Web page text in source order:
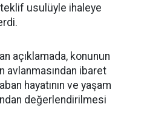
teklif usulüyle ihaleye
açıklamada, konunun
avlanmasından ibaret
hayatının ve yaşam
değerlendirilmesi